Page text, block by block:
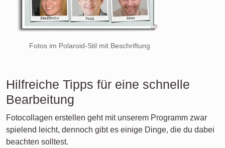
Fotos im Polaroid-Stil mit Beschriftung
Hilfreiche Tipps für eine schnelle
Bearbeitung
Fotocollagen erstellen geht mit unserem Programm zwar
spielend leicht, dennoch gibt es einige Dinge, die du dabei
beachten solltest.